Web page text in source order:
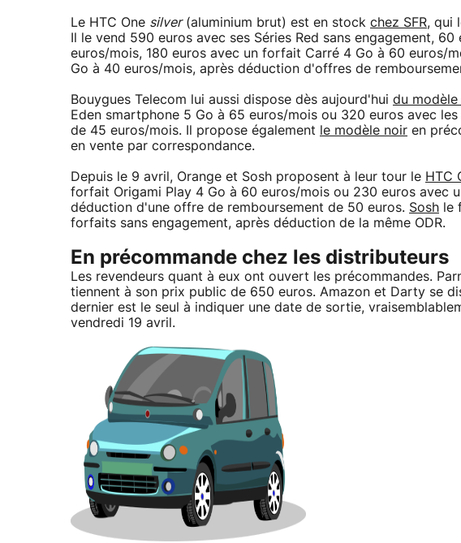
Le HTC One silver(aluminium brut) est en stock chez SFR, qui
Il le vend 590 euros avec ses Séries Red sans engagement,
euros/mois, 180 euros avec un forfait Carré 4 Go à 60 euros/
Go à 40 euros/mois, après déduction d'offres de
Bouygues Telecom lui aussi dispose dès aujourd'hui du modèle
Eden smartphone 5 Go à 65 euros/mois ou 320 euros avec
de 45 euros/mois. Il propose également
le modèle noir en
en vente par correspondance.
Depuis le 9 avril, Orange et Sosh proposent à leur tour le HTC
forfait Origami Play 4 Go à 60 euros/mois ou 230 euros avec
déduction d'une offre de remboursement de 50 euros. Sosh le
forfaits sans engagement, après déduction de la même ODR.
En précommande chez les distributeurs
Les revendeurs quant à eux ont ouvert les précommandes.
tiennent à son prix public de 650 euros. Amazon et Darty se
dernier est le seul à indiquer une date de sortie,
vendredi 19 avril.